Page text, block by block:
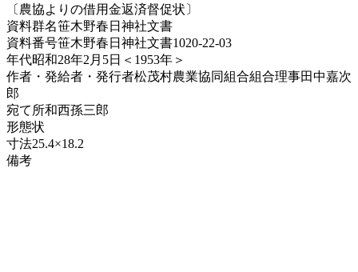
〔農協よりの借用金返済督促状〕
資料群名笹木野春日神社文書
資料番号笹木野春日神社文書1020-22-03
年代昭和28年2月5日＜1953年＞
作者・発給者・発行者松茂村農業協同組合組合理事田中嘉次
郎
宛て所和西孫三郎
形態状
寸法25.4×18.2
備考